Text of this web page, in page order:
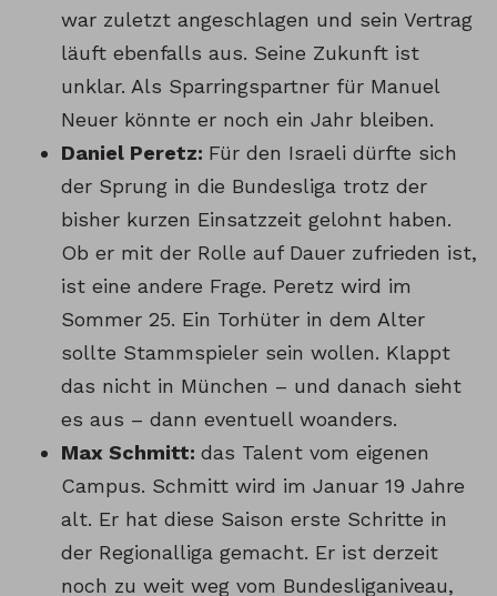
war zuletzt angeschlagen und sein Vertrag
läuft ebenfalls aus. Seine Zukunft ist
unklar. Als Sparringspartner für Manuel
Neuer könnte er noch ein Jahr bleiben.
Daniel Peretz: Für den Israeli dürfte sich
der Sprung in die Bundesliga trotz der
bisher kurzen Einsatzzeit gelohnt haben.
Ob er mit der Rolle auf Dauer zufrieden ist,
ist eine andere Frage. Peretz wird im
Sommer 25. Ein Torhüter in dem Alter
sollte Stammspieler sein wollen. Klappt
das nicht in München – und danach sieht
es aus – dann eventuell woanders.
Max Schmitt: das Talent vom eigenen
Campus. Schmitt wird im Januar 19 Jahre
alt. Er hat diese Saison erste Schritte in
der Regionalliga gemacht. Er ist derzeit
noch zu weit weg vom Bundesliganiveau,